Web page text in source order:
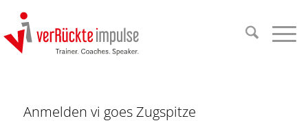
Anmelden vi goes Zugspitze